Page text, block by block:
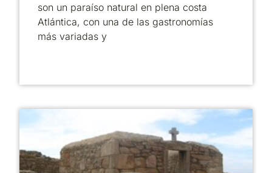
son un paraíso natural en plena costa
Atlántica, con una de las gastronomías
más variadas y